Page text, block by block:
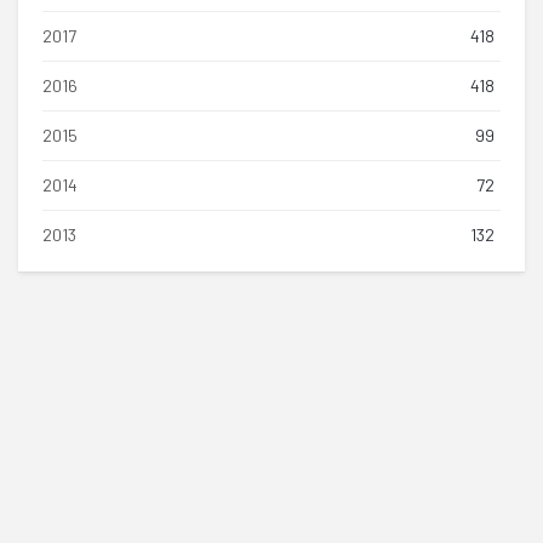
2017 418
2016 418
2015 99
2014 72
2013 132